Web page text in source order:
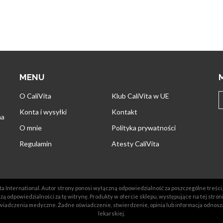
MENU
O CaliVita
Klub CaliVita w UE
Konta i wysyłki
Kontakt
O mnie
Polityka prywatności
Regulamin
Atesty CaliVita
International. Autor strony ponosi wyłączną odpowiedzialność za poszczególne
odpowiedzialności za tę witrynę. Produkty w ofercie sklepu, występujące na tej
medyczne. Żadne oświadczenie, stwierdzenie, opinia lub informacja
lekarskiej.